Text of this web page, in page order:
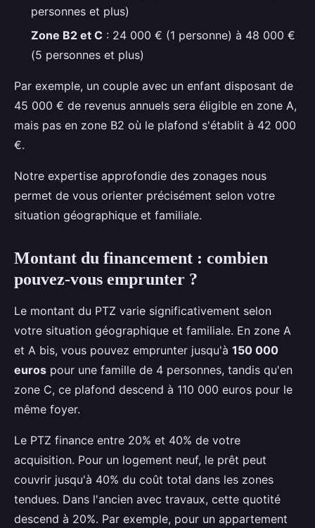
personnes et plus)
Zone B2 et C : 24 000 € (1 personne) à 48 000 €
(5 personnes et plus)
Par exemple, un couple avec un enfant disposant de
45 000 € de revenus annuels sera éligible en zone A,
mais pas en zone B2 où le plafond s'établit à 42 000
€.
Notre expertise approfondie des zonages nous
permet de vous orienter précisément selon votre
situation géographique et familiale.
Montant du financement : combien
pouvez-vous emprunter ?
Le montant du PTZ varie significativement selon
votre situation géographique et familiale. En zone A
et A bis, vous pouvez emprunter jusqu'à 150 000
euros pour une famille de 4 personnes, tandis qu'en
zone C, ce plafond descend à 110 000 euros pour le
même foyer.
Le PTZ finance entre 20% et 40% de votre
acquisition. Pour un logement neuf, le prêt peut
couvrir jusqu'à 40% du coût total dans les zones
tendues. Dans l'ancien avec travaux, cette quotité
descend à 20%. Par exemple, pour un appartement